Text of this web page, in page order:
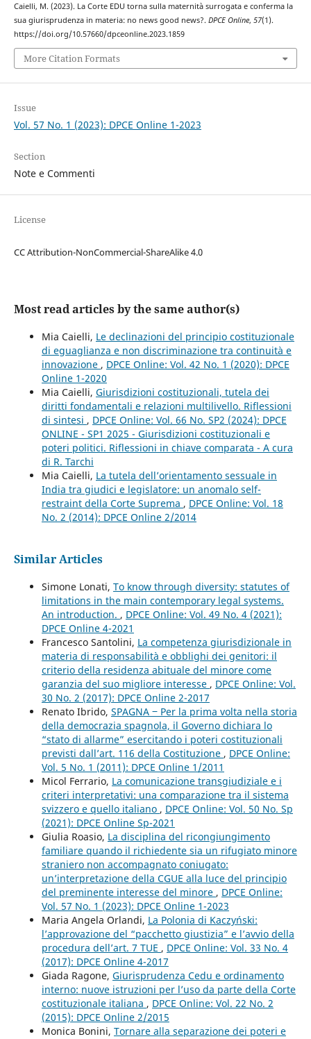
Caielli, M. (2023). La Corte EDU torna sulla maternità surrogata e conferma la
sua giurisprudenza in materia: no news good news?. DPCE Online, 57(1).
https://doi.org/10.57660/dpceonline.2023.1859
More Citation Formats
Issue
Vol. 57 No. 1 (2023): DPCE Online 1-2023
Section
Note e Commenti
License
CC Attribution-NonCommercial-ShareAlike 4.0
Most read articles by the same author(s)
Mia Caielli, Le declinazioni del principio costituzionale
di eguaglianza e non discriminazione tra continuità e
innovazione , DPCE Online: Vol. 42 No. 1 (2020): DPCE
Online 1-2020
Mia Caielli, Giurisdizioni costituzionali, tutela dei
diritti fondamentali e relazioni multilivello. Riflessioni
di sintesi , DPCE Online: Vol. 66 No. SP2 (2024): DPCE
ONLINE - SP1 2025 - Giurisdizioni costituzionali e
poteri politici. Riflessioni in chiave comparata - A cura
di R. Tarchi
Mia Caielli, La tutela dell’orientamento sessuale in
India tra giudici e legislatore: un anomalo self-
restraint della Corte Suprema , DPCE Online: Vol. 18
No. 2 (2014): DPCE Online 2/2014
Similar Articles
Simone Lonati, To know through diversity: statutes of
limitations in the main contemporary legal systems.
An introduction. , DPCE Online: Vol. 49 No. 4 (2021):
DPCE Online 4-2021
Francesco Santolini, La competenza giurisdizionale in
materia di responsabilità e obblighi dei genitori: il
criterio della residenza abituale del minore come
garanzia del suo migliore interesse , DPCE Online: Vol.
30 No. 2 (2017): DPCE Online 2-2017
Renato Ibrido, SPAGNA ‒ Per la prima volta nella storia
della democrazia spagnola, il Governo dichiara lo
“stato di allarme” esercitando i poteri costituzionali
previsti dall’art. 116 della Costituzione , DPCE Online:
Vol. 5 No. 1 (2011): DPCE Online 1/2011
Micol Ferrario, La comunicazione transgiudiziale e i
criteri interpretativi: una comparazione tra il sistema
svizzero e quello italiano , DPCE Online: Vol. 50 No. Sp
(2021): DPCE Online Sp-2021
Giulia Roasio, La disciplina del ricongiungimento
familiare quando il richiedente sia un rifugiato minore
straniero non accompagnato coniugato:
un’interpretazione della CGUE alla luce del principio
del preminente interesse del minore , DPCE Online:
Vol. 57 No. 1 (2023): DPCE Online 1-2023
Maria Angela Orlandi, La Polonia di Kaczyński:
l’approvazione del “pacchetto giustizia” e l’avvio della
procedura dell’art. 7 TUE , DPCE Online: Vol. 33 No. 4
(2017): DPCE Online 4-2017
Giada Ragone, Giurisprudenza Cedu e ordinamento
interno: nuove istruzioni per l’uso da parte della Corte
costituzionale italiana , DPCE Online: Vol. 22 No. 2
(2015): DPCE Online 2/2015
Monica Bonini, Tornare alla separazione dei poteri e